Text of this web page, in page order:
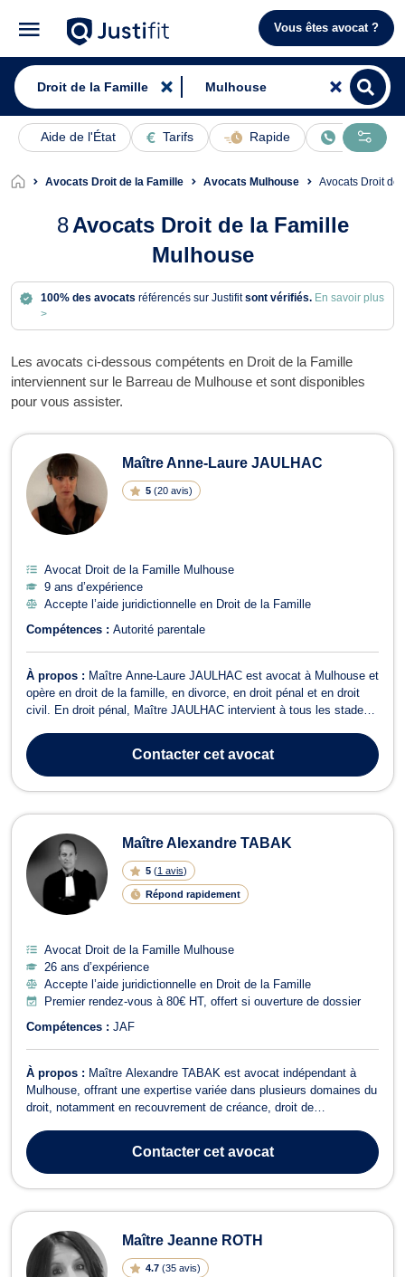
Vous êtes avocat ?
Aide de l'État Tarifs Rapide En ligne
Avocats Droit de la Famille Avocats Mulhouse Avocats Droit
8 Avocats Droit de la Famille
Mulhouse
100% des avocats référencés sur Justifitsont vérifiés. En savoir plus
>
Les avocats ci-dessous compétents en Droit de la Famille
interviennent sur le Barreau de Mulhouse et sont disponibles
pour vous assister.
Avocats en Droit de la Famille à
Maître Anne-Laure JAULHAC
5 (20 avis)
Avocat Droit de la Famille Mulhouse
9 ans d’expérience
Accepte l’aide juridictionnelle en Droit de la Famille
Compétences : Autorité parentale
À propos : Maître Anne-Laure JAULHAC est avocat à Mulhouse et
opère en droit de la famille, en divorce, en droit pénal et en droit
civil. En droit pénal, Maître JAULHAC intervient à tous les stades
confrontation etc), se charge de votre défense et représentation en
droit pé...
Contactercet avocat
Maître Alexandre TABAK
5 (1 avis)
Répond rapidement
Avocat Droit de la Famille Mulhouse
26 ans d’expérience
Accepte l’aide juridictionnelle en Droit de la Famille
Premier rendez-vous à 80€ HT, offert si ouverture de dossier
Compétences : JAF
À propos : Maître Alexandre TABAK est avocat indépendant à
Mulhouse, offrant une expertise variée dans plusieurs domaines du
droit, notamment en recouvrement de créance, droit de
commerciaux, droit des contrats, droit de la famille, droit des
sociétés, droit pénal, droit de la...
Contactercet avocat
Maître Jeanne ROTH
4.7 (35 avis)